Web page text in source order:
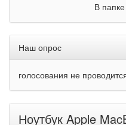
В
Наш опрос
голосования не
Ноутбук Apple